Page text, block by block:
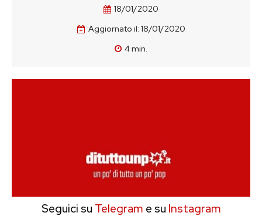
18/01/2020
Aggiornato il: 18/01/2020
4min.
Seguici su Telegram e su Instagram